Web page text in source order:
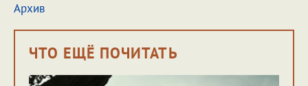
Архив
ЧТО ЕЩЁ ПОЧИТАТЬ